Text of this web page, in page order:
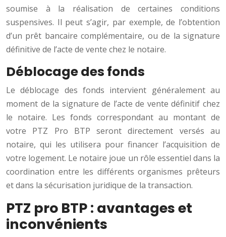
soumise à la réalisation de certaines conditions
suspensives. Il peut s’agir, par exemple, de l’obtention
d’un prêt bancaire complémentaire, ou de la signature
définitive de l’acte de vente chez le notaire.
Déblocage des fonds
Le déblocage des fonds intervient généralement au
moment de la signature de l’acte de vente définitif chez
le notaire. Les fonds correspondant au montant de
votre PTZ Pro BTP seront directement versés au
notaire, qui les utilisera pour financer l’acquisition de
votre logement. Le notaire joue un rôle essentiel dans la
coordination entre les différents organismes prêteurs
et dans la sécurisation juridique de la transaction.
PTZ pro BTP : avantages et
inconvénients